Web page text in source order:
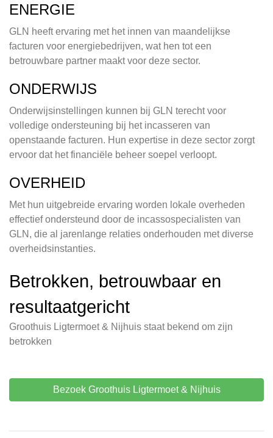
ENERGIE
GLN heeft ervaring met het innen van maandelijkse
facturen voor energiebedrijven, wat hen tot een
betrouwbare partner maakt voor deze sector.
ONDERWIJS
Onderwijsinstellingen kunnen bij GLN terecht voor
volledige ondersteuning bij het incasseren van
openstaande facturen. Hun expertise in deze sector zorgt
ervoor dat het financiële beheer soepel verloopt.
OVERHEID
Met hun uitgebreide ervaring worden lokale overheden
effectief ondersteund door de incassospecialisten van
GLN, die al jarenlange relaties onderhouden met diverse
overheidsinstanties.
Betrokken, betrouwbaar en
resultaatgericht
Groothuis Ligtermoet & Nijhuis staat bekend om zijn
betrokken
Bezoek Groothuis Ligtermoet & Nijhuis